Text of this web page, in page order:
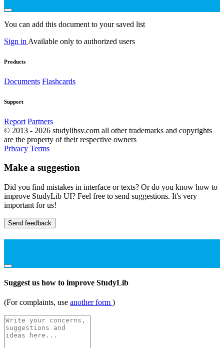
You can add this document to your saved list
Sign in Available only to authorized users
Products
Documents Flashcards
Support
Report Partners
© 2013 - 2026 studylibsv.com all other trademarks and copyrights
are the property of their respective owners
Privacy Terms
Make a suggestion
Did you find mistakes in interface or texts? Or do you know how to
improve StudyLib UI? Feel free to send suggestions. It's very
important for us!
Send feedback
Suggest us how to improve StudyLib
(For complaints, use another form )